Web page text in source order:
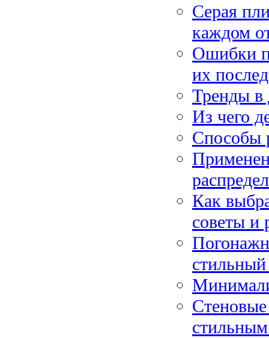
Серая
каждом
Ошибки
их
Тренды в
Из чего
Способы
Как
советы и